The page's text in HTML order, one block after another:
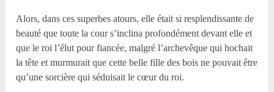
Alors, dans ces superbes atours, elle était si resplendissante de
beauté que toute la cour s’inclina profondément devant elle et
que le roi l’élut pour fiancée, malgré l’archevêque qui hochait
la tête et murmurait que cette belle fille des bois ne pouvait être
qu’une sorcière qui séduisait le cœur du roi.